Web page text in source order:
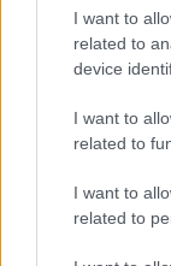
I want to
related to
device
I want to
related to
I want to
related to
Smartband o
tracker giusto
Camilla Fiore · 8 Ago
FITNESS